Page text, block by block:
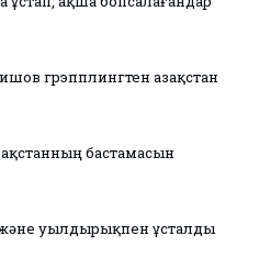
грэпплингтен Қазақстан
бастамасын
уылдырықпен ұсталды